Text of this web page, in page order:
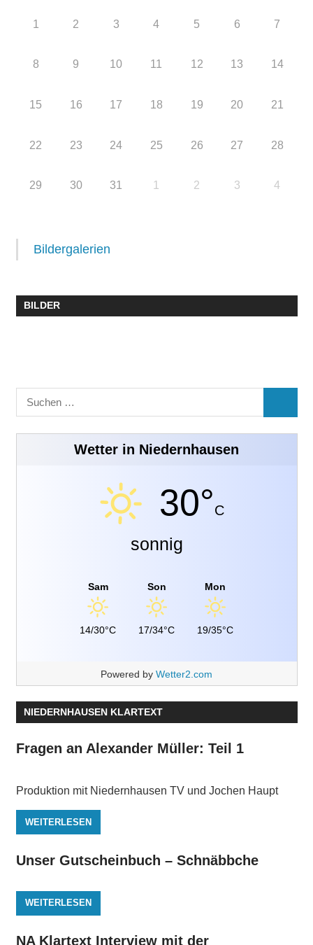
1 2 3 4 5 6 7
8 9 10 11 12 13 14
15 16 17 18 19 20 21
22 23 24 25 26 27 28
29 30 31 1 2 3 4
Bildergalerien
BILDER
Suchen
nach:
Wetter in Niedernhausen
30°C
sonnig
Sam
14/30°C
Son
17/34°C
Mon
19/35°C
Powered by Wetter2.com
NIEDERNHAUSEN KLARTEXT
Fragen an Alexander Müller: Teil 1
Produktion mit Niedernhausen TV und Jochen Haupt
WEITERLESEN
Unser Gutscheinbuch – Schnäbbche
WEITERLESEN
NA Klartext Interview mit der